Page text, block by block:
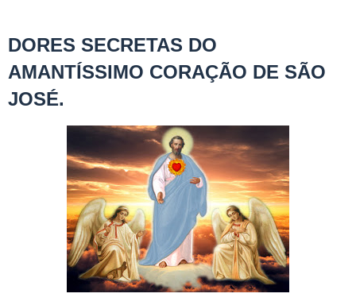
DORES SECRETAS DO
AMANTÍSSIMO CORAÇÃO DE SÃO
JOSÉ.